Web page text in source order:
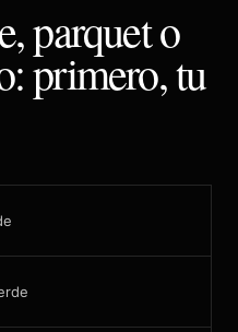
parquet o
primero, tu